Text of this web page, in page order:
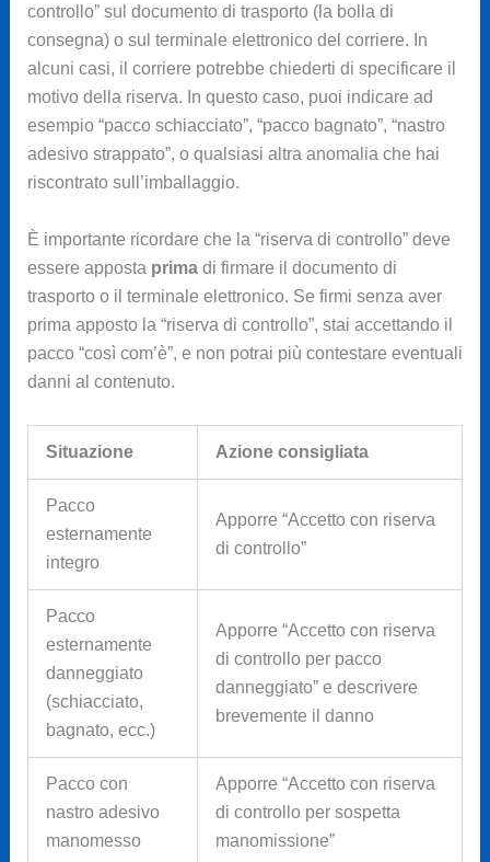
controllo” sul documento di trasporto (la bolla di
consegna) o sul terminale elettronico del corriere. In
alcuni casi, il corriere potrebbe chiederti di specificare il
motivo della riserva. In questo caso, puoi indicare ad
esempio “pacco schiacciato”, “pacco bagnato”, “nastro
adesivo strappato”, o qualsiasi altra anomalia che hai
riscontrato sull’imballaggio.
È importante ricordare che la “riserva di controllo” deve
essere apposta primadi firmare il documento di
trasporto o il terminale elettronico. Se firmi senza aver
prima apposto la “riserva di controllo”, stai accettando il
pacco “così com’è”, e non potrai più contestare eventuali
danni al contenuto.
Situazione Azione consigliata
Pacco
esternamente
integro
Apporre “Accetto con riserva
di controllo”
Pacco
esternamente
danneggiato
(schiacciato,
bagnato, ecc.)
Apporre “Accetto con riserva
di controllo per pacco
danneggiato” e descrivere
brevemente il danno
Pacco con
nastro adesivo
manomesso
Apporre “Accetto con riserva
di controllo per sospetta
manomissione”